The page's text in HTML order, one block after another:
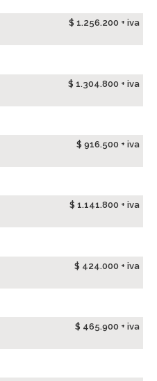
$ 1.256.200 + iva
$ 1.304.800 + iva
$ 916.500 + iva
$ 1.141.800 + iva
$ 424.000 + iva
$ 465.900 + iva